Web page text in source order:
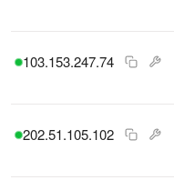
103.153.247.74
202.51.105.102